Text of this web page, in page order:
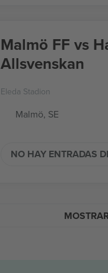
Malmö FF vs
Allsvenskan
Eleda Stadion
Malmö, SE
NO HAY ENTRADAS